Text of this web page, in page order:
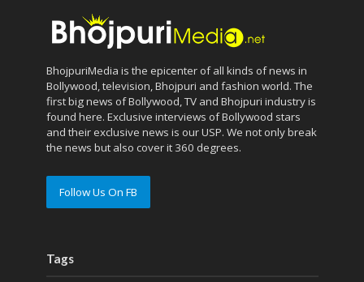
BhojpuriMedia is the epicenter of all kinds of news in
Bollywood, television, Bhojpuri and fashion world. The
first big news of Bollywood, TV and Bhojpuri industry is
found here. Exclusive interviews of Bollywood stars
and their exclusive news is our USP. We not only break
the news but also cover it 360 degrees.
Follow Us On FB
Tags